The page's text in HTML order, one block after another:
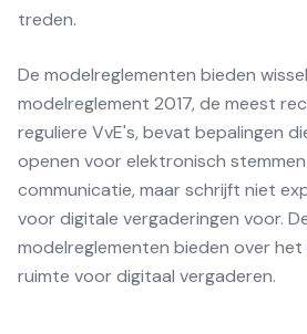
treden.
De modelreglementen bieden
modelreglement 2017, de meest
reguliere VvE's, bevat bepalingen
openen voor elektronisch
communicatie, maar schrijft niet
voor digitale vergaderingen voor.
modelreglementen bieden over het
ruimte voor digitaal vergaderen.